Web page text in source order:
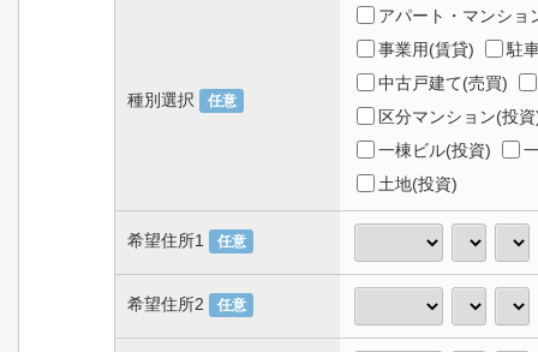
種別選択 任意
アパート・マンショ
事業用(賃貸)
駐
中古戸建て(売買)
区分マンション(投
一棟ビル(投資)
土地(投資)
希望住所1 任意
希望住所2 任意